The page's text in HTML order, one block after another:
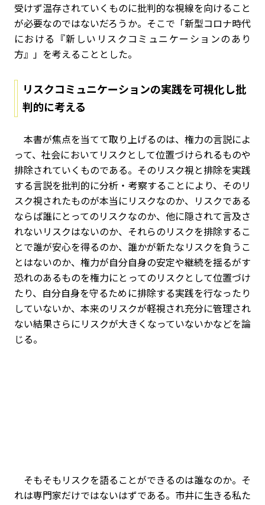
受けず温存されていくものに批判的な視線を向けること
が必要なのではないだろうか。そこで「新型コロナ時代
における『新しいリスクコミュニケーションのあり
方』」を考えることとした。
リスクコミュニケーションの実践を可視化し批
判的に考える
本書が焦点を当てて取り上げるのは、権力の言説によ
って、社会においてリスクとして位置づけられるものや
排除されていくものである。そのリスク視と排除を実践
する言説を批判的に分析・考察することにより、そのリ
スク視されたものが本当にリスクなのか、リスクである
ならば誰にとってのリスクなのか、他に隠されて言及さ
れないリスクはないのか、それらのリスクを排除するこ
とで誰が安心を得るのか、誰かが新たなリスクを負うこ
とはないのか、権力が自分自身の安定や継続を揺るがす
恐れのあるものを権力にとってのリスクとして位置づけ
たり、自分自身を守るために排除する実践を行なったり
していないか、本来のリスクが軽視され充分に管理され
ない結果さらにリスクが大きくなっていないかなどを論
じる。
そもそもリスクを語ることができるのは誰なのか。そ
れは専門家だけではないはずである。市井に生きる私た